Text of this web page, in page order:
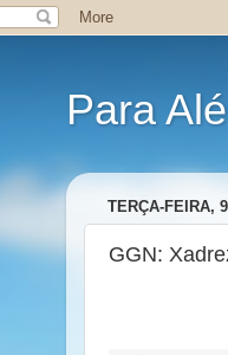
Para
TERÇA-FEIRA,
GGN: